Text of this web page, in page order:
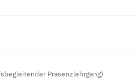
Präsenzlehrgang)